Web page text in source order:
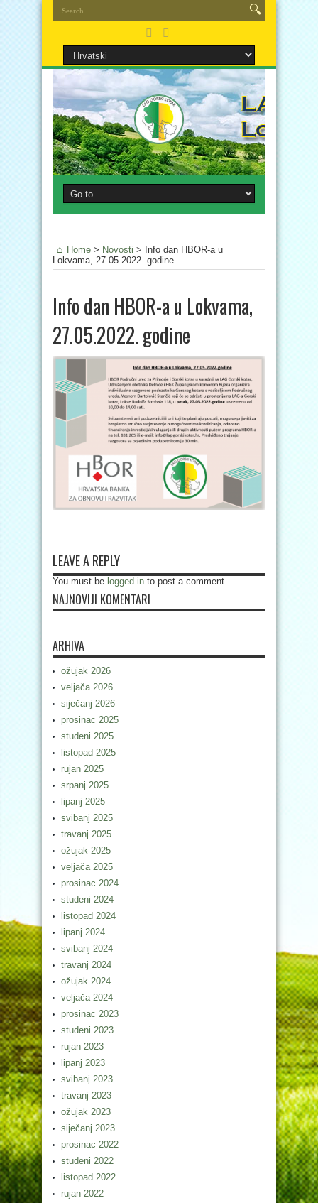
Home > Novosti > Info dan HBOR-a u
Lokvama, 27.05.2022. godine
Info dan HBOR-a u Lokvama,
27.05.2022. godine
LEAVE A REPLY
You must be logged in to post a comment.
NAJNOVIJI KOMENTARI
ARHIVA
ožujak 2026
veljača 2026
siječanj 2026
prosinac 2025
studeni 2025
listopad 2025
rujan 2025
srpanj 2025
lipanj 2025
svibanj 2025
travanj 2025
ožujak 2025
veljača 2025
prosinac 2024
studeni 2024
listopad 2024
lipanj 2024
svibanj 2024
travanj 2024
ožujak 2024
veljača 2024
prosinac 2023
studeni 2023
rujan 2023
lipanj 2023
svibanj 2023
travanj 2023
ožujak 2023
siječanj 2023
prosinac 2022
studeni 2022
listopad 2022
rujan 2022